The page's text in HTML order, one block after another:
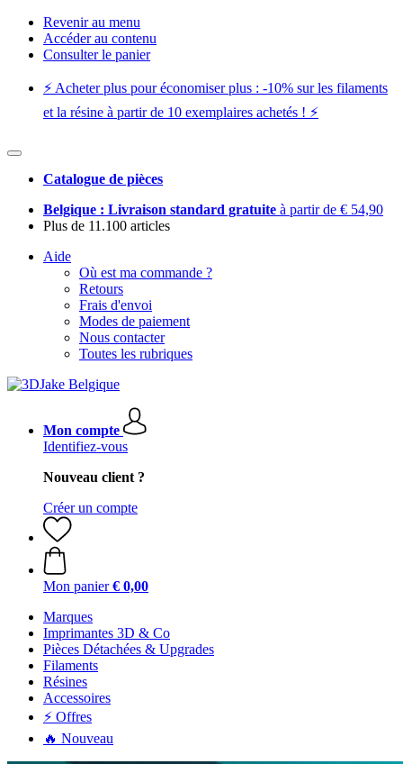
Revenir au menu
Accéder au contenu
Consulter le panier
⚡️ Acheter plus pour économiser plus : -10% sur les filaments
et la résine à partir de 10 exemplaires achetés ! ⚡️
Catalogue de pièces
Belgique : Livraison standard gratuite à partir de € 54,90
Plus de 11.100 articles
Aide
Où est ma commande ?
Retours
Frais d'envoi
Modes de paiement
Nous contacter
Toutes les rubriques
Mon compte
Identifiez-vous
Nouveau client ?
Créer un compte
Mon panier € 0,00
Marques
Imprimantes 3D & Co
Pièces Détachées & Upgrades
Filaments
Résines
Accessoires
⚡ Offres
🔥 Nouveau